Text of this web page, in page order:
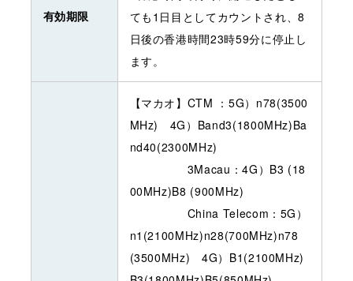
有効期限
ても1日目としてカウントされ、8
日後の香港時間23時59分に停止し
ます。
【マカオ】CTM ：5G）n78(3500
MHz) 4G）Band3(1800MHz)Ba
nd40(2300MHz)
3Macau：4G）B3 (18
00MHz)B8 (900MHz)
China Telecom：5G）
n1(2100MHz)n28(700MHz)n78
(3500MHz) 4G）B1(2100MHz)